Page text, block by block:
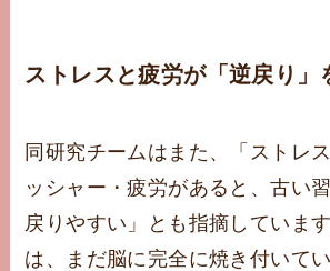
ストレスと疲労が「逆戻り」
同研究チームはまた、「ストレ
ッシャー・疲労があると、古い
戻りやすい」とも指摘していま
は、まだ脳に完全に焼き付いて